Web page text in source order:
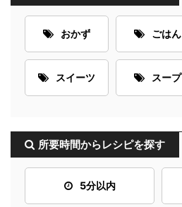
おかず ごはん
スイーツ スープ
所要時間からレシピを探す
5分以内